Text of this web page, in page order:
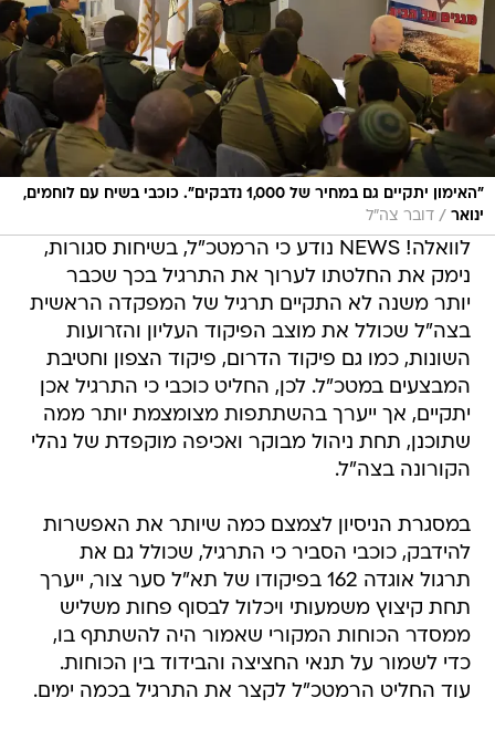
"האימון יתקיים גם במחיר של 1,000 נדבקים". כוכבי בשיח עם לוחמים,
ינואר / דובר צה"ל
לוואלה! NEWS נודע כי הרמטכ"ל, בשיחות סגורות,
נימק את החלטתו לערוך את התרגיל בכך שכבר
יותר משנה לא התקיים תרגיל של המפקדה הראשית
בצה"ל שכולל את מוצב הפיקוד העליון והזרועות
השונות, כמו גם פיקוד הדרום, פיקוד הצפון וחטיבת
המבצעים במטכ"ל. לכן, החליט כוכבי כי התרגיל אכן
יתקיים, אך ייערך בהשתתפות מצומצמת יותר ממה
שתוכנן, תחת ניהול מבוקר ואכיפה מוקפדת של נהלי
הקורונה בצה"ל.
במסגרת הניסיון לצמצם כמה שיותר את האפשרות
להידבק, כוכבי הסביר כי התרגיל, שכולל גם את
תרגול אוגדה 162 בפיקודו של תא"ל סער צור, ייערך
תחת קיצוץ משמעותי ויכלול לבסוף פחות משליש
ממסדר הכוחות המקורי שאמור היה להשתתף בו,
כדי לשמור על תנאי החציצה והבידוד בין הכוחות.
עוד החליט הרמטכ"ל לקצר את התרגיל בכמה ימים.